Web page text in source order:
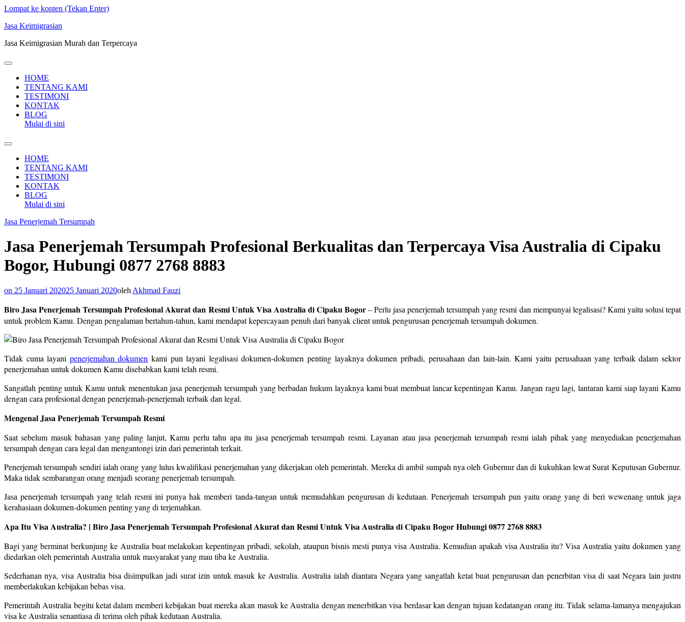
Lompat ke konten (Tekan Enter)
Jasa Keimigrasian
Jasa Keimigrasian Murah dan Terpercaya
HOME
TENTANG KAMI
TESTIMONI
KONTAK
BLOG
Mulai di sini
HOME
TENTANG KAMI
TESTIMONI
KONTAK
BLOG
Mulai di sini
Jasa Penerjemah Tersumpah
Jasa Penerjemah Tersumpah Profesional Berkualitas dan Terpercaya Visa Australia di Cipaku
Bogor, Hubungi 0877 2768 8883
on 25 Januari 202025 Januari 2020oleh Akhmad Fauzi
Biro Jasa Penerjemah Tersumpah Profesional Akurat dan Resmi Untuk Visa Australia di Cipaku Bogor– Perlu jasa penerjemah tersumpah yang resmi dan mempunyai legalisasi? Kami yaitu solusi tepat
untuk problem Kamu. Dengan pengalaman bertahun-tahun, kami mendapat kepercayaan penuh dari banyak client untuk pengurusan penerjemah tersumpah dokumen.
Tidak cuma layani penerjemahan dokumen kami pun layani legalisasi dokumen-dokumen penting layaknya dokumen pribadi, perusahaan dan lain-lain. Kami yaitu perusahaan yang terbaik dalam sektor
penerjemahan untuk dokumen Kamu disebabkan kami telah resmi.
Sangatlah penting untuk Kamu untuk menentukan jasa penerjemah tersumpah yang berbadan hukum layaknya kami buat membuat lancar kepentingan Kamu. Jangan ragu lagi, lantaran kami siap layani Kamu
dengan cara profesional dengan penerjemah-penerjemah terbaik dan legal.
Mengenal Jasa Penerjemah Tersumpah Resmi
Saat sebelum masuk bahasan yang paling lanjut, Kamu perlu tahu apa itu jasa penerjemah tersumpah resmi. Layanan atau jasa penerjemah tersumpah resmi ialah pihak yang menyediakan penerjemahan
tersumpah dengan cara legal dan mengantongi izin dari pemerintah terkait.
Penerjemah tersumpah sendiri ialah orang yang lulus kwalifikasi penerjemahan yang dikerjakan oleh pemerintah. Mereka di ambil sumpah nya oleh Gubernur dan di kukuhkan lewat Surat Keputusan Gubernur.
Maka tidak sembarangan orang menjadi seorang penerjemah tersumpah.
Jasa penerjemah tersumpah yang telah resmi ini punya hak memberi tanda-tangan untuk memudahkan pengurusan di kedutaan. Penerjemah tersumpah pun yaitu orang yang di beri wewenang untuk jaga
kerahasiaan dokumen-dokumen penting yang di terjemahkan.
Apa Itu Visa Australia? | Biro Jasa Penerjemah Tersumpah Profesional Akurat dan Resmi Untuk Visa Australia di Cipaku Bogor Hubungi 0877 2768 8883
Bagi yang berminat berkunjung ke Australia buat melakukan kepentingan pribadi, sekolah, ataupun bisnis mesti punya visa Australia. Kemudian apakah visa Australia itu? Visa Australia yaitu dokumen yang
diedarkan oleh pemerintah Australia untuk masyarakat yang mau tiba ke Australia.
Sederhanan nya, visa Australia bisa disimpulkan jadi surat izin untuk masuk ke Australia. Australia ialah diantara Negara yang sangatlah ketat buat pengurusan dan penerbitan visa di saat Negara lain justru
memberlakukan kebijakan bebas visa.
Pemerintah Australia begitu ketat dalam memberi kebijakan buat mereka akan masuk ke Australia dengan menerbitkan visa berdasar kan dengan tujuan kedatangan orang itu. Tidak selama-lamanya mengajukan
visa ke Australia senantiasa di terima oleh pihak kedutaan Australia.